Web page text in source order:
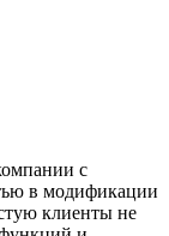
с
в модификации
клиенты не